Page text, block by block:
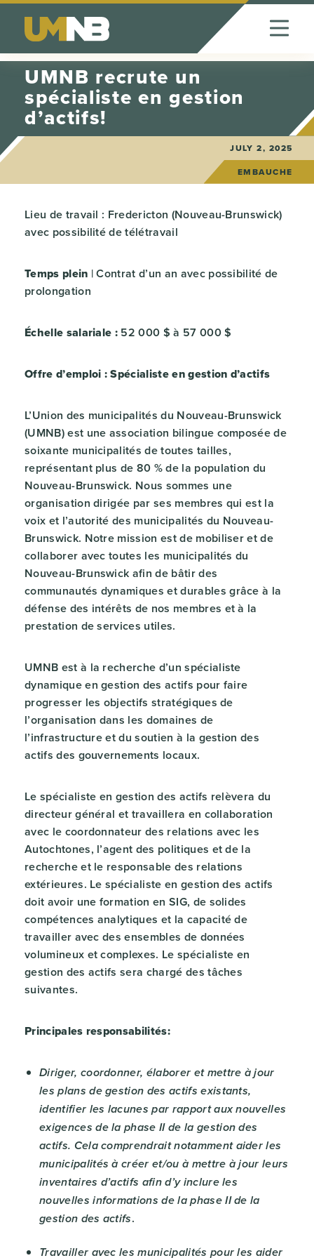
Skip to Content
UMNB recrute un
spécialiste en gestion
d’actifs!
JULY 2, 2025
EMBAUCHE
Lieu de travail : Fredericton (Nouveau-Brunswick)
avec possibilité de télétravail
Temps plein | Contrat d’un an avec possibilité de
prolongation
Échelle salariale : 52 000 $ à 57 000 $
Offre d’emploi : Spécialiste en gestion d’actifs
L’Union des municipalités du Nouveau-Brunswick
(UMNB) est une association bilingue composée de
soixante municipalités de toutes tailles,
représentant plus de 80 % de la population du
Nouveau-Brunswick. Nous sommes une
organisation dirigée par ses membres qui est la
voix et l’autorité des municipalités du Nouveau-
Brunswick. Notre mission est de mobiliser et de
collaborer avec toutes les municipalités du
Nouveau-Brunswick afin de bâtir des
communautés dynamiques et durables grâce à la
défense des intérêts de nos membres et à la
prestation de services utiles.
UMNB est à la recherche d’un spécialiste
dynamique en gestion des actifs pour faire
progresser les objectifs stratégiques de
l’organisation dans les domaines de
l’infrastructure et du soutien à la gestion des
actifs des gouvernements locaux.
Le spécialiste en gestion des actifs relèvera du
directeur général et travaillera en collaboration
avec le coordonnateur des relations avec les
Autochtones, l’agent des politiques et de la
recherche et le responsable des relations
extérieures. Le spécialiste en gestion des actifs
doit avoir une formation en SIG, de solides
compétences analytiques et la capacité de
travailler avec des ensembles de données
volumineux et complexes. Le spécialiste en
gestion des actifs sera chargé des tâches
suivantes.
Principales responsabilités:
Diriger, coordonner, élaborer et mettre à jour
les plans de gestion des actifs existants,
identifier les lacunes par rapport aux nouvelles
exigences de la phase II de la gestion des
actifs. Cela comprendrait notamment aider les
municipalités à créer et/ou à mettre à jour leurs
inventaires d’actifs afin d’y inclure les
nouvelles informations de la phase II de la
gestion des actifs.
Travailler avec les municipalités pour les aider